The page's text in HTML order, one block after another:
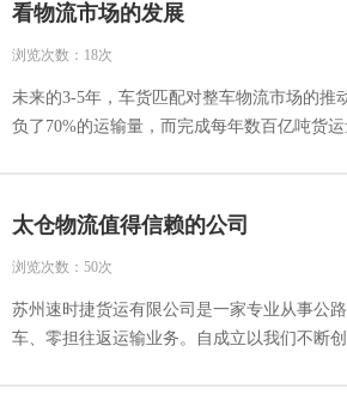
看物流市场的发展
浏览次数：18次
未来的3-5年，车货匹配对整车物流市场的
负了70%的运输量，而完成每年数百亿吨货
太仓物流值得信赖的公司
浏览次数：50次
苏州速时捷货运有限公司是一家专业从事公
车、零担往返运输业务。自成立以我们不断